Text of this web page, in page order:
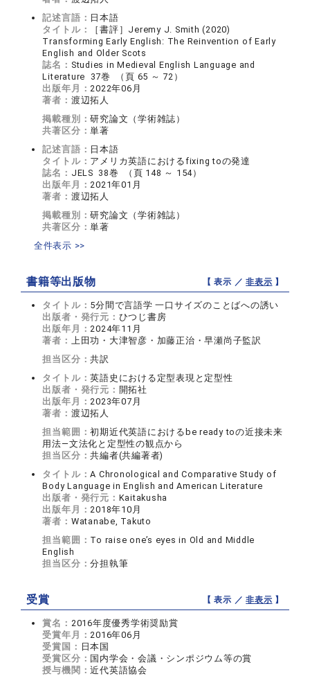
記述言語： 日本語
タイトル：
［書評］Jeremy J. Smith (2020)
Transforming Early English: The Reinvention of Early
English and Older Scots
誌名： Studies in Medieval English Language and
Literature 37巻 （頁 65 ～ 72）
出版年月：2022年06月
著者： 渡辺拓人
掲載種別：研究論文（学術雑誌）
共著区分：単著
記述言語： 日本語
タイトル： アメリカ英語におけるfixing toの発達
誌名： JELS 38巻 （頁 148 ～ 154）
出版年月：2021年01月
著者： 渡辺拓人
掲載種別：研究論文（学術雑誌）
共著区分：単著
全件表示 >>
書籍等出版物 【 表示 ／非表示 】
タイトル： 5分間で言語学 一口サイズのことばへの誘い
出版者・発行元： ひつじ書房
出版年月：2024年11月
著者： 上田功・大津智彦・加藤正治・早瀬尚子監訳
担当区分：共訳
タイトル：英語史における定型表現と定型性
出版者・発行元： 開拓社
出版年月：2023年07月
著者： 渡辺拓人
担当範囲：初期近代英語におけるbe ready toの近接未来
用法―文法化と定型性の観点から
担当区分：共編者(共編著者)
タイトル：A Chronological and Comparative Study of
Body Language in English and American Literature
出版者・発行元： Kaitakusha
出版年月：2018年10月
著者： Watanabe, Takuto
担当範囲： To raise one’s eyes in Old and Middle
English
担当区分：分担執筆
受賞 【 表示 ／非表示 】
賞名： 2016年度優秀学術奨励賞
受賞年月：2016年06月
受賞国： 日本国
受賞区分： 国内学会・会議・シンポジウム等の賞
授与機関：近代英語協会